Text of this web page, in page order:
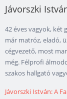
Jávorszki
42 éves vagyok, két
már matróz, eladó,
cégvezető, most
még. Félprofi
szakos hallgató
Jávorszki István: A